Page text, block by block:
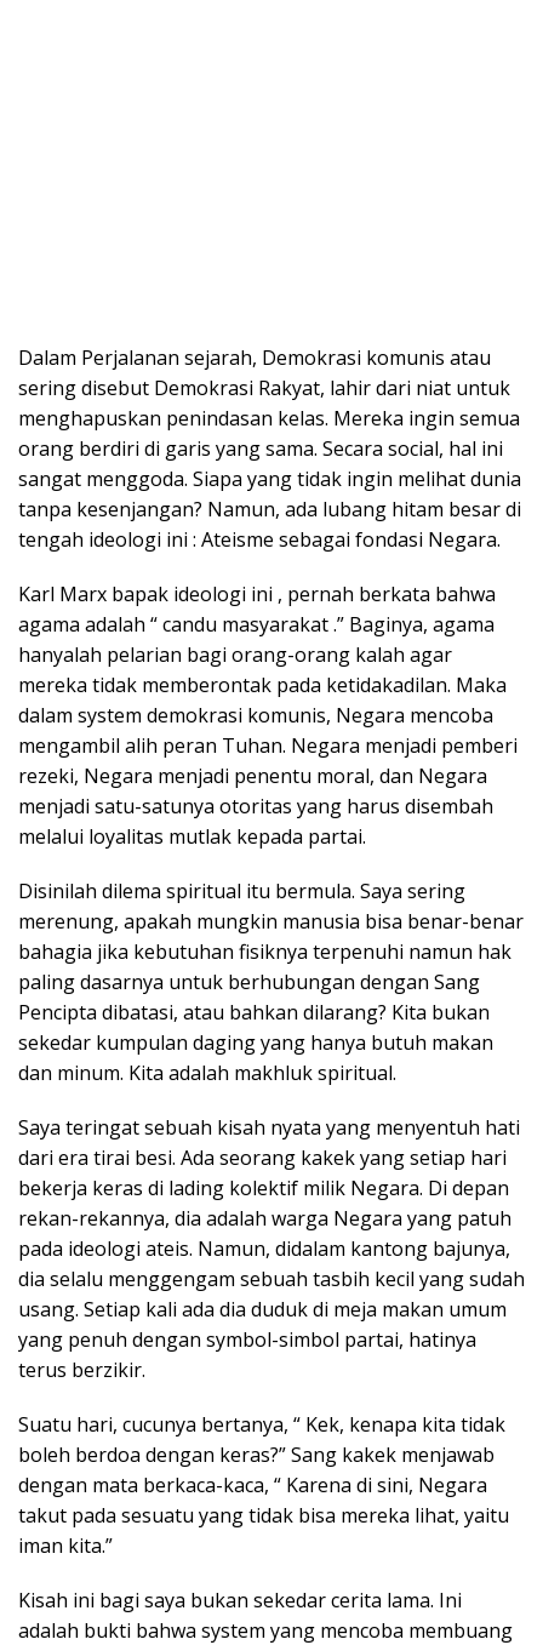
Dalam Perjalanan sejarah, Demokrasi komunis atau
sering disebut Demokrasi Rakyat, lahir dari niat untuk
menghapuskan penindasan kelas. Mereka ingin semua
orang berdiri di garis yang sama. Secara social, hal ini
sangat menggoda. Siapa yang tidak ingin melihat dunia
tanpa kesenjangan? Namun, ada lubang hitam besar di
tengah ideologi ini : Ateisme sebagai fondasi Negara.
Karl Marx bapak ideologi ini , pernah berkata bahwa
agama adalah “ candu masyarakat .” Baginya, agama
hanyalah pelarian bagi orang-orang kalah agar
mereka tidak memberontak pada ketidakadilan. Maka
dalam system demokrasi komunis, Negara mencoba
mengambil alih peran Tuhan. Negara menjadi pemberi
rezeki, Negara menjadi penentu moral, dan Negara
menjadi satu-satunya otoritas yang harus disembah
melalui loyalitas mutlak kepada partai.
Disinilah dilema spiritual itu bermula. Saya sering
merenung, apakah mungkin manusia bisa benar-benar
bahagia jika kebutuhan fisiknya terpenuhi namun hak
paling dasarnya untuk berhubungan dengan Sang
Pencipta dibatasi, atau bahkan dilarang? Kita bukan
sekedar kumpulan daging yang hanya butuh makan
dan minum. Kita adalah makhluk spiritual.
Saya teringat sebuah kisah nyata yang menyentuh hati
dari era tirai besi. Ada seorang kakek yang setiap hari
bekerja keras di lading kolektif milik Negara. Di depan
rekan-rekannya, dia adalah warga Negara yang patuh
pada ideologi ateis. Namun, didalam kantong bajunya,
dia selalu menggengam sebuah tasbih kecil yang sudah
usang. Setiap kali ada dia duduk di meja makan umum
yang penuh dengan symbol-simbol partai, hatinya
terus berzikir.
Suatu hari, cucunya bertanya, “ Kek, kenapa kita tidak
boleh berdoa dengan keras?” Sang kakek menjawab
dengan mata berkaca-kaca, “ Karena di sini, Negara
takut pada sesuatu yang tidak bisa mereka lihat, yaitu
iman kita.”
Kisah ini bagi saya bukan sekedar cerita lama. Ini
adalah bukti bahwa system yang mencoba membuang